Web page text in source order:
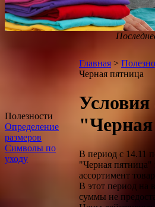
Полезности
Определение
размеров
Символы по
уходу
Главная >
Черная пятница
В период с 14.11
"Черная пятница"
ассортимент
В этот период на
суммы не